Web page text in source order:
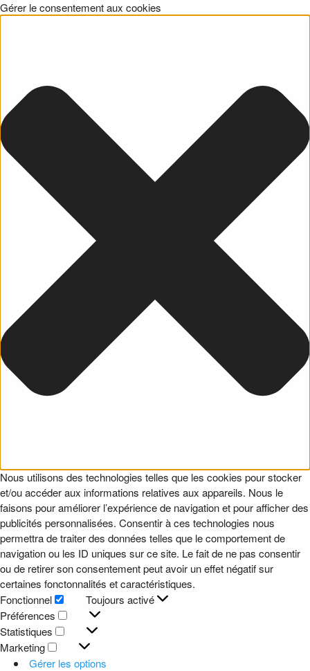
Gérer le consentement aux cookies
Nous utilisons des technologies telles que les cookies pour stocker
et/ou accéder aux informations relatives aux appareils. Nous le
faisons pour améliorer l’expérience de navigation et pour afficher des
publicités personnalisées. Consentir à ces technologies nous
permettra de traiter des données telles que le comportement de
navigation ou les ID uniques sur ce site. Le fait de ne pas consentir
ou de retirer son consentement peut avoir un effet négatif sur
certaines fonctonnalités et caractéristiques.
Fonctionnel
Fonctionnel
Toujours activé
Préférences
Préférences
Statistiques
Statistiques
Marketing
Marketing
Gérer les options